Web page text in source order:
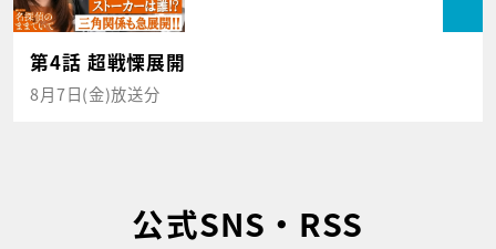
第4話 超戦慄展開
8月7日(金)放送分
公式SNS・RSS